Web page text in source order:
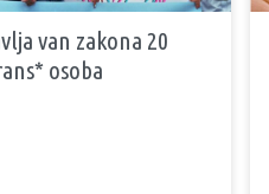
van zakona 20
osoba